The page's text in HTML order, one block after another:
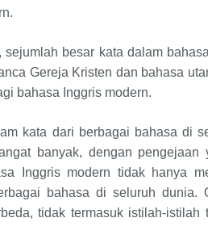
besar kata dalam
Gereja Kristen dan bahasa
bahasa Inggris modern.
kata dari berbagai bahasa di
banyak, dengan
Inggris modern tidak hanya
bahasa di seluruh dunia.
tidak termasuk istilah-istilah